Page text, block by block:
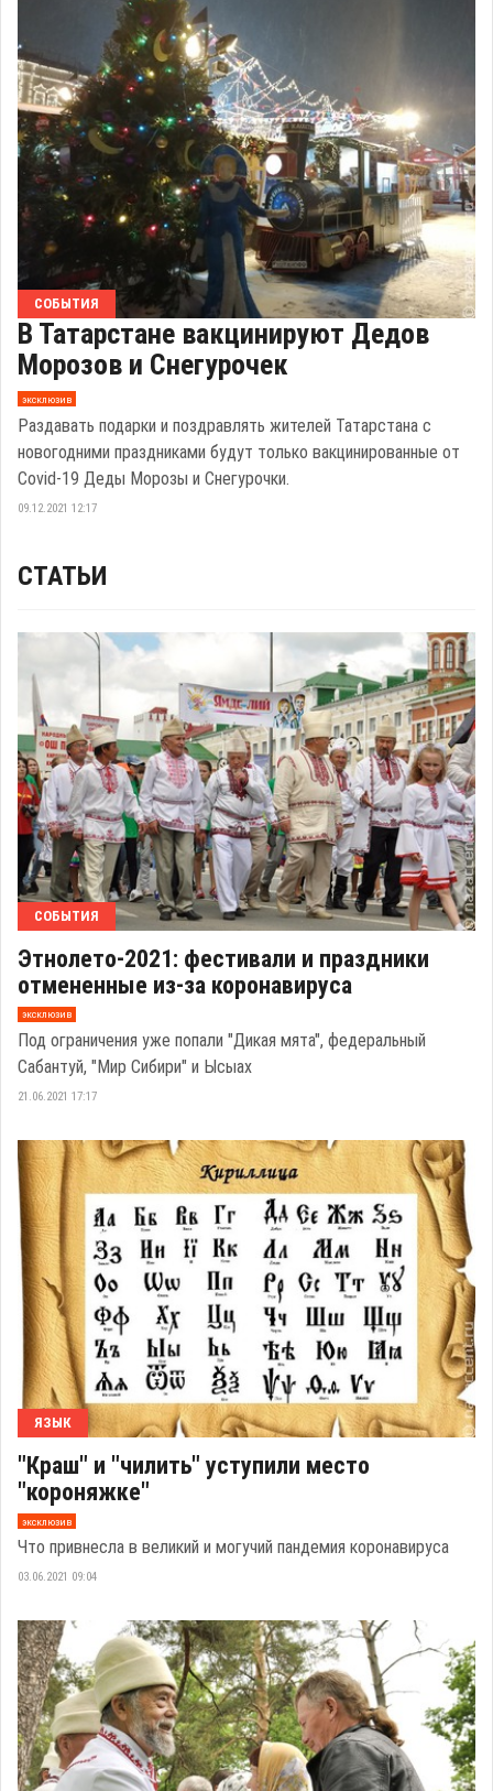
СОБЫТИЯ
В Татарстане вакцинируют Дедов
Морозов и Снегурочек
эксклюзив
Раздавать подарки и поздравлять жителей Татарстана с
новогодними праздниками будут только вакцинированные от
Covid-19 Деды Морозы и Снегурочки.
09.12.2021 12:17
СТАТЬИ
СОБЫТИЯ
Этнолето-2021: фестивали и праздники
отмененные из-за коронавируса
эксклюзив
Под ограничения уже попали "Дикая мята", федеральный
Сабантуй, "Мир Сибири" и Ысыах
21.06.2021 17:17
ЯЗЫК
"Краш" и "чилить" уступили место
"короняжке"
эксклюзив
Что привнесла в великий и могучий пандемия коронавируса
03.06.2021 09:04